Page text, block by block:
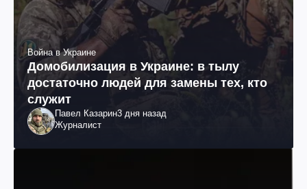
Война в Украине
Домобилизация в Украине: в тылу
достаточно людей для замены тех, кто
служит
Павел Казарин3 дня назад
Журналист